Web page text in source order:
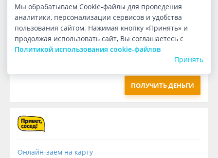
Первыйбесплатно
Онлайн-заём на карту
Сумма Срок
ПОЛУЧИТЬ ДЕНЬГИ
Онлайн-заём на карту
Мы обрабатываем Cookie-файлы для проведения
аналитики, персонализации сервисов и удобства
пользования сайтом. Нажимая кнопку «Принять» и
продолжая использовать сайт, Вы соглашаетесь с
Политикой использования cookie-файлов
Принять